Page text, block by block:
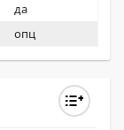
да
опц